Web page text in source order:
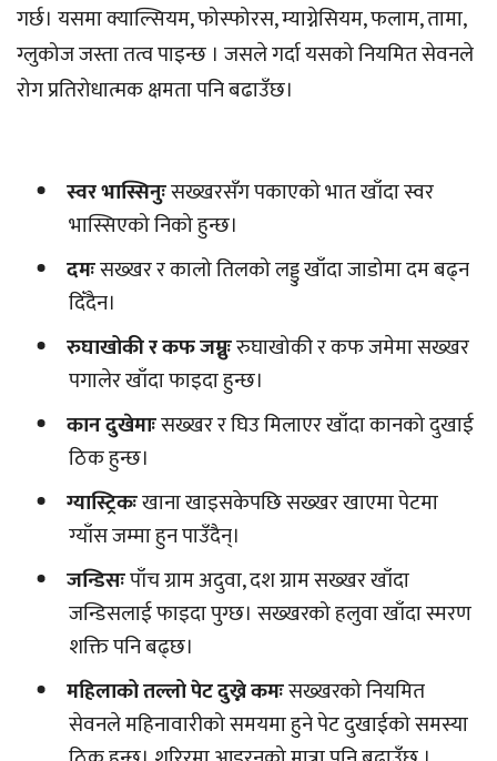
गर्छ। यसमा क्याल्सियम, फोस्फोरस, म्याग्नेसियम, फलाम, तामा,
ग्लुकोज जस्ता तत्व पाइन्छ । जसले गर्दा यसको नियमित सेवनले
रोग प्रतिरोधात्मक क्षमता पनि बढाउँछ।
स्वर भास्सिनुःसख्खरसँग पकाएको भात खाँदा स्वर
भास्सिएको निको हुन्छ।
दमःसख्खर र कालो तिलको लड्डु खाँदा जाडोमा दम बढ्न
दिँदैन।
रुघाखोकी र कफ जम्नुःरुघाखोकी र कफ जमेमा सख्खर
पगालेर खाँदा फाइदा हुन्छ।
कान दुखेमाःसख्खर र घिउ मिलाएर खाँदा कानको दुखाई
ठिक हुन्छ।
ग्यास्ट्रिकःखाना खाइसकेपछि सख्खर खाएमा पेटमा
ग्याँस जम्मा हुन पाउँदैन्।
जन्डिसःपाँच ग्राम अदुवा, दश ग्राम सख्खर खाँदा
जन्डिसलाई फाइदा पुग्छ। सख्खरको हलुवा खाँदा स्मरण
शक्ति पनि बढ्छ।
महिलाको तल्लो पेट दुख्ने कमःसख्खरको नियमित
सेवनले महिनावारीको समयमा हुने पेट दुखाईको समस्या